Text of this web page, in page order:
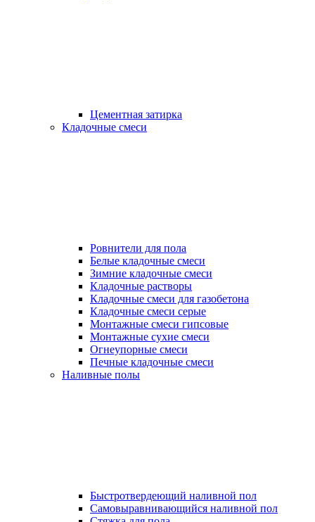
Цементная затирка
Кладочные смеси
Ровнители для пола
Белые кладочные смеси
Зимние кладочные смеси
Кладочные растворы
Кладочные смеси для газобетона
Кладочные смеси серые
Монтажные смеси гипсовые
Монтажные сухие смеси
Огнеупорные смеси
Печные кладочные смеси
Наливные полы
Быстротвердеющий наливной пол
Самовыравнивающийся наливной пол